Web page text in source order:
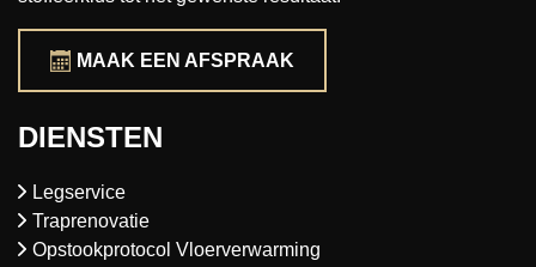
MAAK EEN AFSPRAAK
DIENSTEN
Legservice
Traprenovatie
Opstookprotocol Vloerverwarming